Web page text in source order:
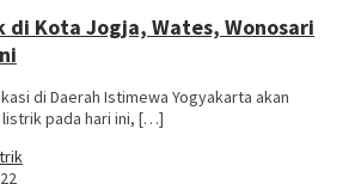
di Kota Jogja, Wates, Wonosari
di Daerah Istimewa Yogyakarta akan
pada hari ini, […]